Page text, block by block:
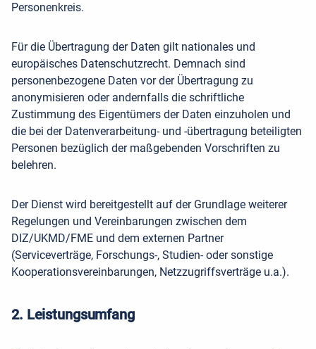
Personenkreis.
Für die Übertragung der Daten gilt nationales und
europäisches Datenschutzrecht. Demnach sind
personenbezogene Daten vor der Übertragung zu
anonymisieren oder andernfalls die schriftliche
Zustimmung des Eigentümers der Daten einzuholen und
die bei der Datenverarbeitung- und -übertragung beteiligten
Personen bezüglich der maßgebenden Vorschriften zu
belehren.
Der Dienst wird bereitgestellt auf der Grundlage weiterer
Regelungen und Vereinbarungen zwischen dem
DIZ/UKMD/FME und dem externen Partner
(Serviceverträge, Forschungs-, Studien- oder sonstige
Kooperationsvereinbarungen, Netzzugriffsverträge u.a.).
2. Leistungsumfang